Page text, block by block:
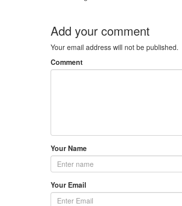
Add your comment
Your email address will not be published.
Comment
Your Name
Your Email